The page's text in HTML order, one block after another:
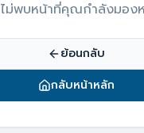
ไม่พบหน้าที่คุณกำลังมอง
ย้อนกลับ
กลับหน้าหลัก